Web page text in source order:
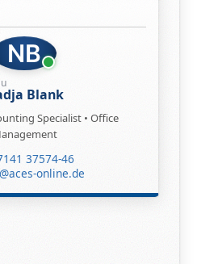
NB
Blank
Specialist • Office
37574-46
online.de